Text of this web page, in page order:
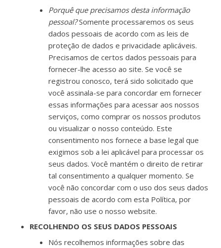
Porquê que precisamos desta informação
pessoal?Somente processaremos os seus
dados pessoais de acordo com as leis de
proteção de dados e privacidade aplicáveis.
Precisamos de certos dados pessoais para
fornecer-lhe acesso ao site. Se você se
registrou conosco, terá sido solicitado que
você assinala-se para concordar em fornecer
essas informações para acessar aos nossos
serviços, como comprar os nossos produtos
ou visualizar o nosso conteúdo. Este
consentimento nos fornece a base legal que
exigimos sob a lei aplicável para processar os
seus dados. Você mantém o direito de retirar
tal consentimento a qualquer momento. Se
você não concordar com o uso dos seus dados
pessoais de acordo com esta Política, por
favor, não use o nosso website.
RECOLHENDO OS SEUS DADOS PESSOAIS
Nós recolhemos informações sobre das